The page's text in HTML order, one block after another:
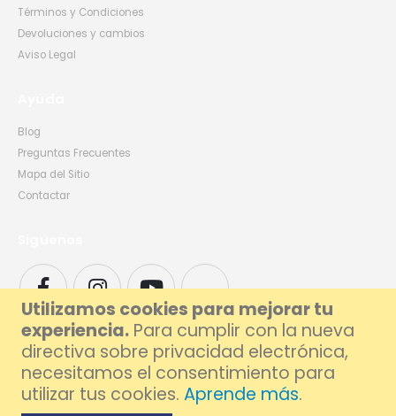
Utilizamos cookies para mejorar tu
experiencia. Para cumplir con la nueva
directiva sobre privacidad electrónica,
necesitamos el consentimiento para
utilizar tus cookies. Aprende más.
Términos y Condiciones
Devoluciones y cambios
Aviso Legal
Blog
Preguntas Frecuentes
Mapa del Sitio
Contactar
© 2026 Foxlive - Especialistas en Reparación de Móviles y Ordenadores en